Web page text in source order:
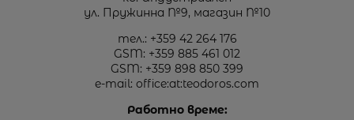
ул. Пружинна №9, магазин №10
тел.: +359 42 264 176
GSM: +359 885 461 012
GSM: +359 898 850 399
e-mail: office:at:teodoros.com
Работно време: